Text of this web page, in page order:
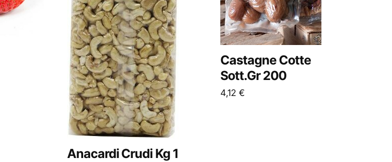
Anacardi Crudi Kg 1
Castagne Cotte
Sott.Gr 200
4,12 €